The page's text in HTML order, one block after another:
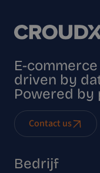
E-
driven by
Powered by
Contact us
Bedrijf